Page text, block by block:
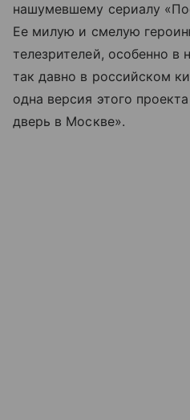
нашумевшему сериалу
Ее милую и смелую
телезрителей, особенно в
так давно в российском
одна версия этого
дверь в Москве».